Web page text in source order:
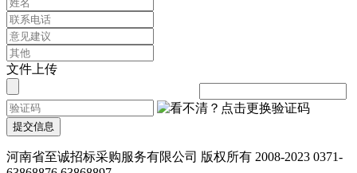
文件上传
提交信息
河南省至诚招标采购服务有限公司 版权所有 2008-2023 0371-